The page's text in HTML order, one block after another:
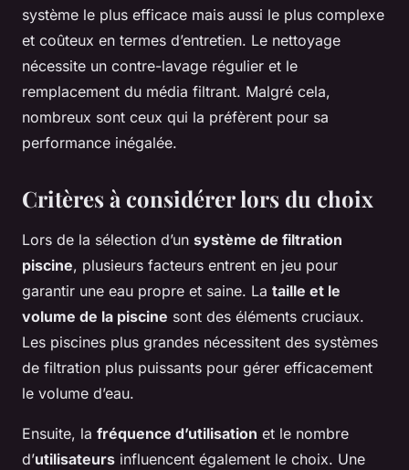
système le plus efficace mais aussi le plus complexe
et coûteux en termes d’entretien. Le nettoyage
nécessite un contre-lavage régulier et le
remplacement du média filtrant. Malgré cela,
nombreux sont ceux qui la préfèrent pour sa
performance inégalée.
Critères à considérer lors du choix
Lors de la sélection d’un système de filtration
piscine, plusieurs facteurs entrent en jeu pour
garantir une eau propre et saine. La taille et le
volume de la piscine sont des éléments cruciaux.
Les piscines plus grandes nécessitent des systèmes
de filtration plus puissants pour gérer efficacement
le volume d’eau.
Ensuite, la fréquence d’utilisation et le nombre
d’utilisateurs influencent également le choix. Une